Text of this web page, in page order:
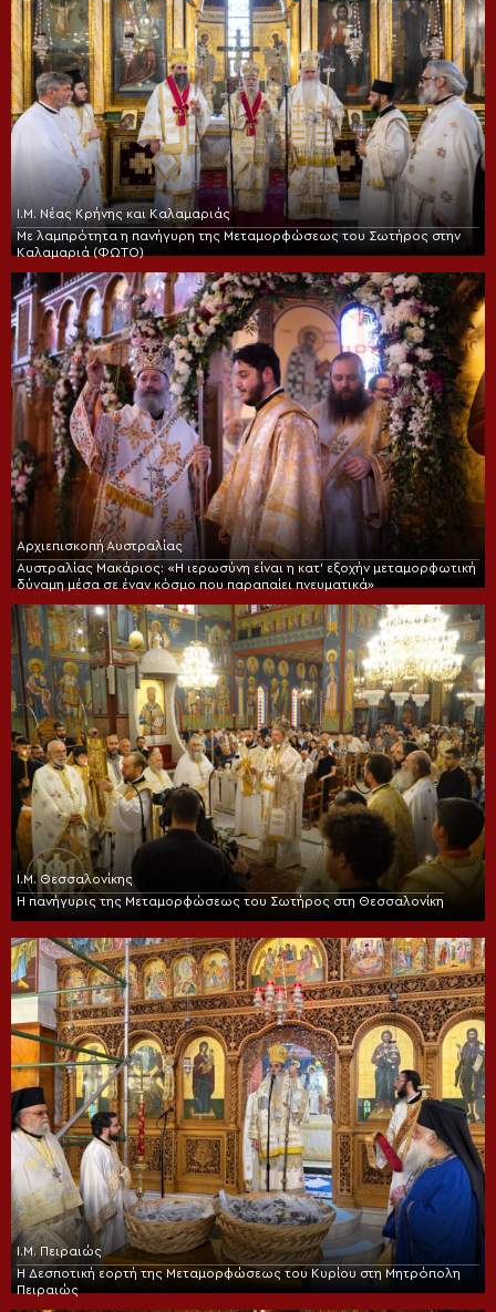
Ι.Μ. Νέας Κρήνης και Καλαμαριάς
Με λαμπρότητα η πανήγυρη της Μεταμορφώσεως του Σωτήρος στην
Καλαμαριά (ΦΩΤΟ)
Αρχιεπισκοπή Αυστραλίας
Αυστραλίας Μακάριος: «Η ιερωσύνη είναι η κατ’ εξοχήν μεταμορφωτική
δύναμη μέσα σε έναν κόσμο που παραπαίει πνευματικά»
Ι.Μ. Θεσσαλονίκης
Η πανήγυρις της Μεταμορφώσεως του Σωτήρος στη Θεσσαλονίκη
Ι.Μ. Πειραιώς
Η Δεσποτική εορτή της Μεταμορφώσεως του Κυρίου στη Μητρόπολη
Πειραιώς